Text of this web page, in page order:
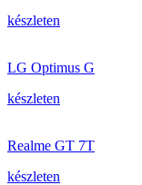
készleten
LG Optimus G
készleten
Realme GT 7T
készleten